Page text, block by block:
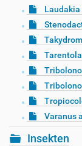
Varanus
Insekten